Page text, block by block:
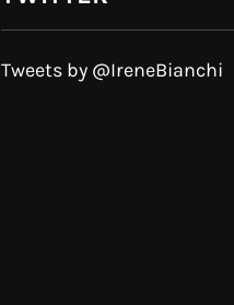
Tweets by @IreneBianchi